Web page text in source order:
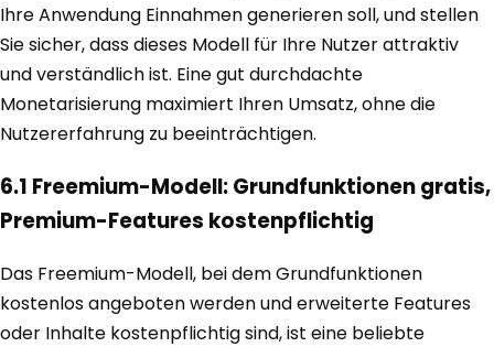
Ihre Anwendung Einnahmen generieren soll, und stellen
Sie sicher, dass dieses Modell für Ihre Nutzer attraktiv
und verständlich ist. Eine gut durchdachte
Monetarisierung maximiert Ihren Umsatz, ohne die
Nutzererfahrung zu beeinträchtigen.
6.1 Freemium-Modell: Grundfunktionen gratis,
Premium-Features kostenpflichtig
Das Freemium-Modell, bei dem Grundfunktionen
kostenlos angeboten werden und erweiterte Features
oder Inhalte kostenpflichtig sind, ist eine beliebte